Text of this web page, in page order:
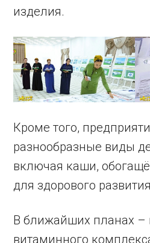
изделия.
Кроме того,
разнообразные виды
включая каши,
для здорового
В ближайших планах –
витаминного